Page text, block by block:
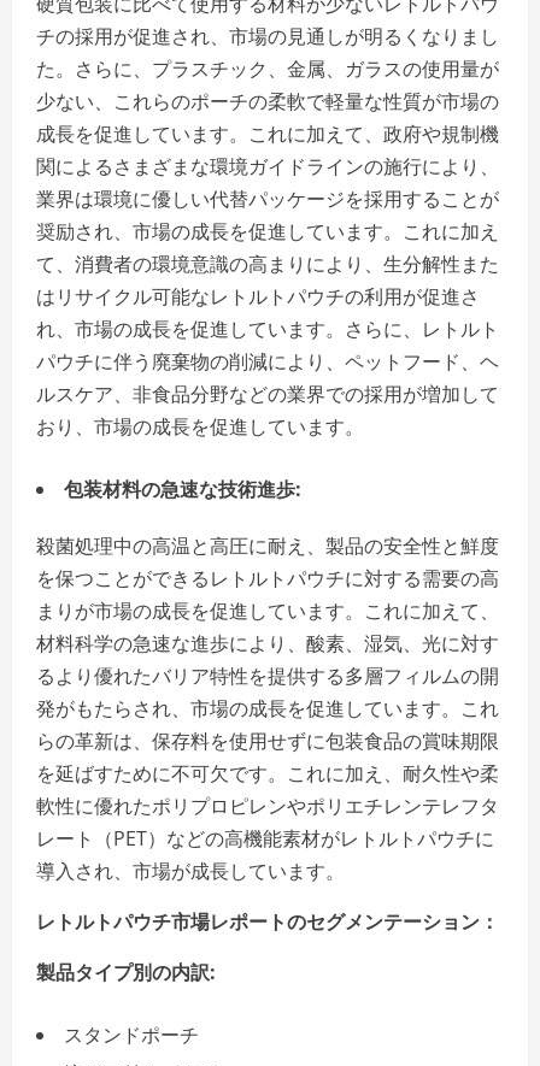
チの採用が促進され、市場の見通しが明るくなりまし
た。さらに、プラスチック、金属、ガラスの使用量が
少ない、これらのポーチの柔軟で軽量な性質が市場の
成長を促進しています。これに加えて、政府や規制機
関によるさまざまな環境ガイドラインの施行により、
業界は環境に優しい代替パッケージを採用することが
奨励され、市場の成長を促進しています。これに加え
て、消費者の環境意識の高まりにより、生分解性また
はリサイクル可能なレトルトパウチの利用が促進さ
れ、市場の成長を促進しています。さらに、レトルト
パウチに伴う廃棄物の削減により、ペットフード、ヘ
ルスケア、非食品分野などの業界での採用が増加して
おり、市場の成長を促進しています。
包装材料の急速な技術進歩:
殺菌処理中の高温と高圧に耐え、製品の安全性と鮮度
を保つことができるレトルトパウチに対する需要の高
まりが市場の成長を促進しています。これに加えて、
材料科学の急速な進歩により、酸素、湿気、光に対す
るより優れたバリア特性を提供する多層フィルムの開
発がもたらされ、市場の成長を促進しています。これ
らの革新は、保存料を使用せずに包装食品の賞味期限
を延ばすために不可欠です。これに加え、耐久性や柔
軟性に優れたポリプロピレンやポリエチレンテレフタ
レート（PET）などの高機能素材がレトルトパウチに
導入され、市場が成長しています。
レトルトパウチ市場レポートのセグメンテーション：
製品タイプ別の内訳:
スタンドポーチ